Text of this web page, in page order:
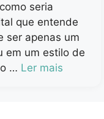
seria
que entende
ser apenas um
em um estilo de
… Ler mais